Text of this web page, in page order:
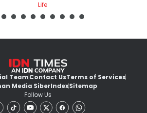
Life
TeamContact UsTerms of Services
Media SiberIndexSitemap
Follow Us